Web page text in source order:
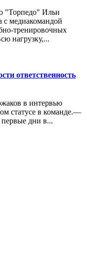
"Торпедо" Ильи
с медиакомандой
тренировочных
нагрузку,...
ответственность
в интервью
статусе в команде.—
дни в...